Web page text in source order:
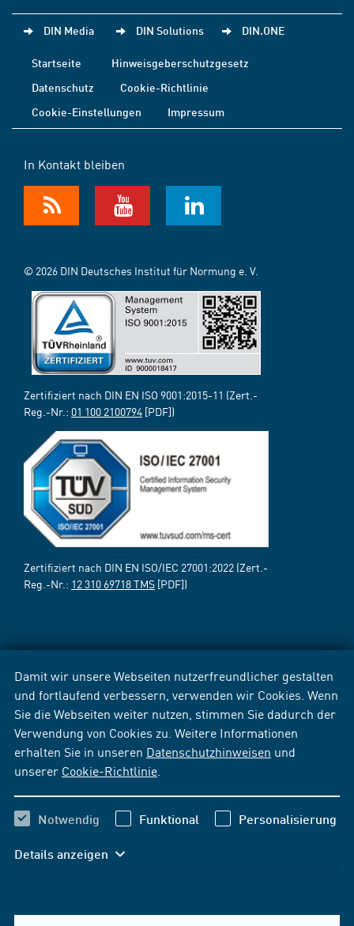
Damit wir unsere Webseiten nutzerfreundlicher gestalten
und fortlaufend verbessern, verwenden wir Cookies. Wenn
Sie die Webseiten weiter nutzen, stimmen Sie dadurch der
Verwendung von Cookies zu. Weitere Informationen
erhalten Sie in unseren Datenschutzhinweisen und
unserer Cookie-Richtlinie
Notwendig Funktional Personalisierung
Details anzeigen
DIN Media DIN Solutions DIN.ONE
Startseite
Hinweisgeberschutzgesetz
Datenschutz
Cookie-Richtlinie
Cookie-Einstellungen
Impressum
In Kontakt bleiben
© 2026 DIN Deutsches Institut für Normung e. V.
Zertifiziert nach DIN EN ISO 9001:2015-11 (Zert.-
Reg.-Nr.: 01 100 2100794 [PDF])
Zertifiziert nach DIN EN ISO/IEC 27001:2022 (Zert.-
Reg.-Nr.: 12 310 69718 TMS [PDF])